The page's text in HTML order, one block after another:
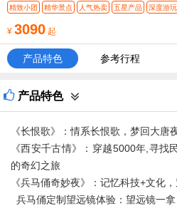
精致小团 精华景点 人气热卖 五星产品 深度游玩
¥ 3090 起
产品特色 参考行程
产品特色
《长恨歌》：情系长恨歌，梦回大唐
《西安千古情》：穿越5000年,寻找
的奇幻之旅
《兵马俑奇妙夜》：记忆科技+文化
兵马俑定制望远镜体验：望远镜一